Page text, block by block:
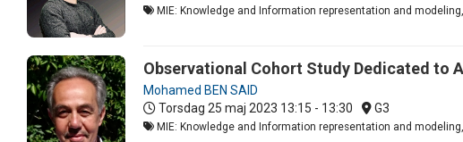
MIE: Knowledge and Information representation and
Observational Cohort Study Dedicated to
Mohamed BEN SAID
Torsdag 25 maj 2023 13:15 - 13:30 G3
MIE: Knowledge and Information representation and